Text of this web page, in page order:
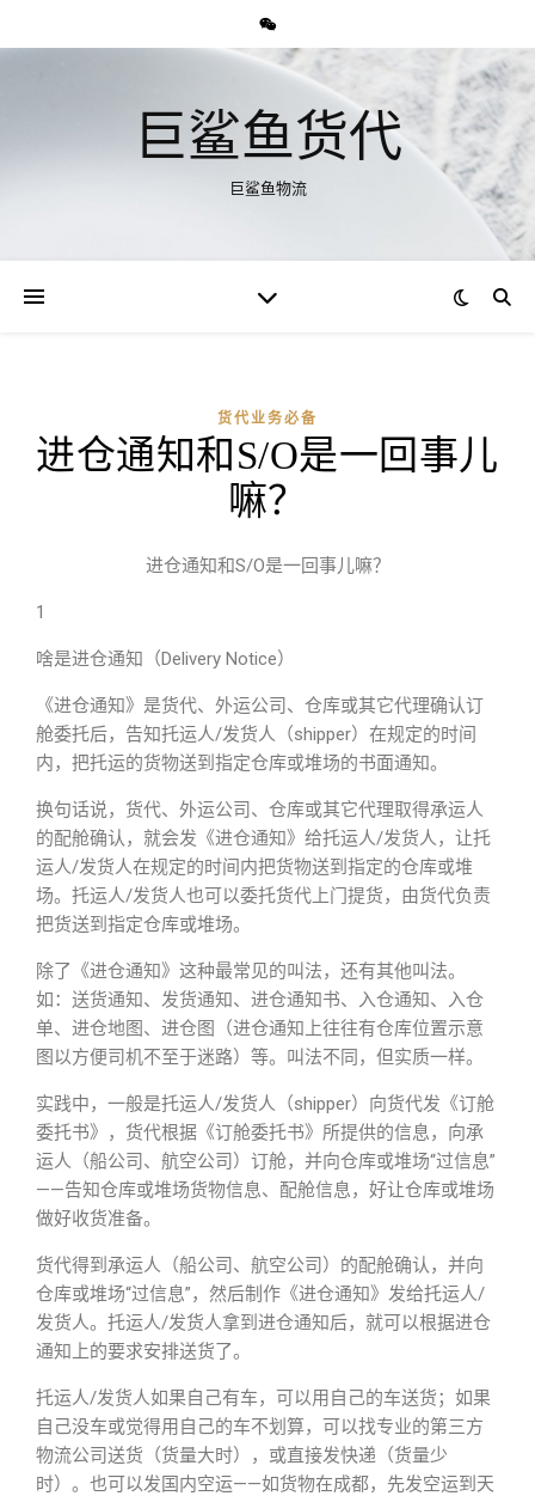
巨鲨鱼货代
巨鲨鱼物流
货代业务必备
进仓通知和S/O是一回事儿
嘛？
进仓通知和S/O是一回事儿嘛？
1
啥是进仓通知（Delivery Notice）
《进仓通知》是货代、外运公司、仓库或其它代理确认订
舱委托后，告知托运人/发货人（shipper）在规定的时间
内，把托运的货物送到指定仓库或堆场的书面通知。
换句话说，货代、外运公司、仓库或其它代理取得承运人
的配舱确认，就会发《进仓通知》给托运人/发货人，让托
运人/发货人在规定的时间内把货物送到指定的仓库或堆
场。托运人/发货人也可以委托货代上门提货，由货代负责
把货送到指定仓库或堆场。
除了《进仓通知》这种最常见的叫法，还有其他叫法。
如：送货通知、发货通知、进仓通知书、入仓通知、入仓
单、进仓地图、进仓图（进仓通知上往往有仓库位置示意
图以方便司机不至于迷路）等。叫法不同，但实质一样。
实践中，一般是托运人/发货人（shipper）向货代发《订舱
委托书》，货代根据《订舱委托书》所提供的信息，向承
运人（船公司、航空公司）订舱，并向仓库或堆场“过信息”
——告知仓库或堆场货物信息、配舱信息，好让仓库或堆场
做好收货准备。
货代得到承运人（船公司、航空公司）的配舱确认，并向
仓库或堆场“过信息”，然后制作《进仓通知》发给托运人/
发货人。托运人/发货人拿到进仓通知后，就可以根据进仓
通知上的要求安排送货了。
托运人/发货人如果自己有车，可以用自己的车送货；如果
自己没车或觉得用自己的车不划算，可以找专业的第三方
物流公司送货（货量大时），或直接发快递（货量少
时）。也可以发国内空运——如货物在成都，先发空运到天